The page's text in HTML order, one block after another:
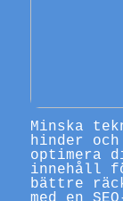
Minska
hinder och
optimera
innehåll
bättre